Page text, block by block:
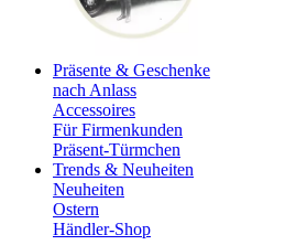
Präsente & Geschenke
nach Anlass
Accessoires
Für Firmenkunden
Präsent-Türmchen
Trends & Neuheiten
Neuheiten
Ostern
Händler-Shop